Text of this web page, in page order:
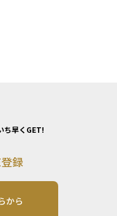
ち早くGET!
録
から